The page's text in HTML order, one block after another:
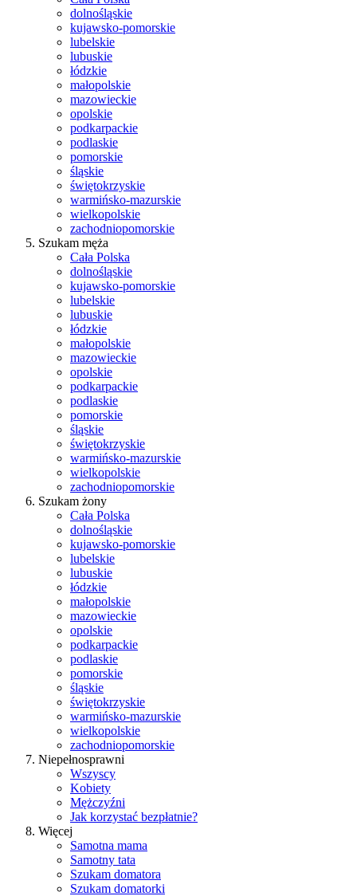
dolnośląskie
kujawsko-pomorskie
lubelskie
lubuskie
łódzkie
małopolskie
mazowieckie
opolskie
podkarpackie
podlaskie
pomorskie
śląskie
świętokrzyskie
warmińsko-mazurskie
wielkopolskie
zachodniopomorskie
Szukam męża
Cała Polska
dolnośląskie
kujawsko-pomorskie
lubelskie
lubuskie
łódzkie
małopolskie
mazowieckie
opolskie
podkarpackie
podlaskie
pomorskie
śląskie
świętokrzyskie
warmińsko-mazurskie
wielkopolskie
zachodniopomorskie
Szukam żony
Cała Polska
dolnośląskie
kujawsko-pomorskie
lubelskie
lubuskie
łódzkie
małopolskie
mazowieckie
opolskie
podkarpackie
podlaskie
pomorskie
śląskie
świętokrzyskie
warmińsko-mazurskie
wielkopolskie
zachodniopomorskie
Niepełnosprawni
Wszyscy
Kobiety
Mężczyźni
Jak korzystać bezpłatnie?
Więcej
Samotna mama
Samotny tata
Szukam domatora
Szukam domatorki